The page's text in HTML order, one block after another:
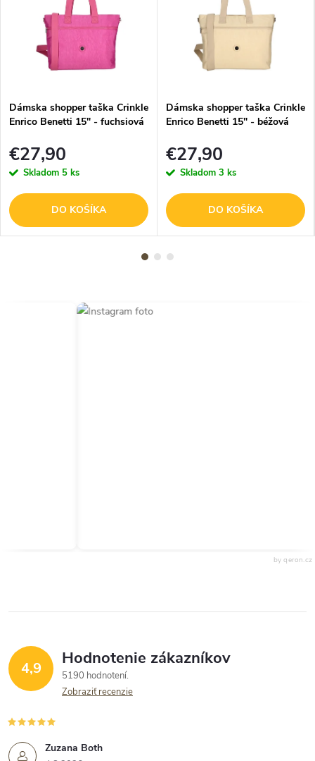
Dámska shopper taška Crinkle
Enrico Benetti 15" - fuchsiová
€27,90
Skladom 5 ks
DO KOŠÍKA
Dámska shopper taška Crinkle
Enrico Benetti 15" - béžová
€27,90
Skladom 3 ks
DO KOŠÍKA
by qeron.cz
4,9 Hodnotenie zákazníkov
5190 hodnotení
Zobraziť recenzie
Zuzana Both